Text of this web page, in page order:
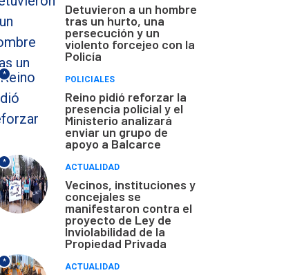
Detuvieron a un hombre
tras un hurto, una
persecución y un
violento forcejeo con la
Policía
*
POLICIALES
Reino pidió reforzar la
presencia policial y el
Ministerio analizará
enviar un grupo de
apoyo a Balcarce
*
ACTUALIDAD
Vecinos, instituciones y
concejales se
manifestaron contra el
proyecto de Ley de
Inviolabilidad de la
Propiedad Privada
*
ACTUALIDAD